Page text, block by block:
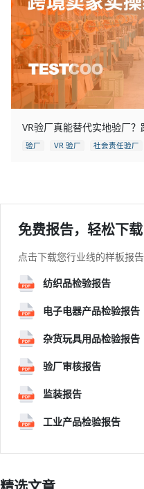
VR验厂真能替代实地验厂
验厂 VR 验厂 社会责任验厂
免费报告，轻松下载
点击下载您行业线的样板报告
纺织品检验报告
电子电器产品检验报告
杂货玩具用品检验报告
验厂审核报告
监装报告
工业产品检验报告